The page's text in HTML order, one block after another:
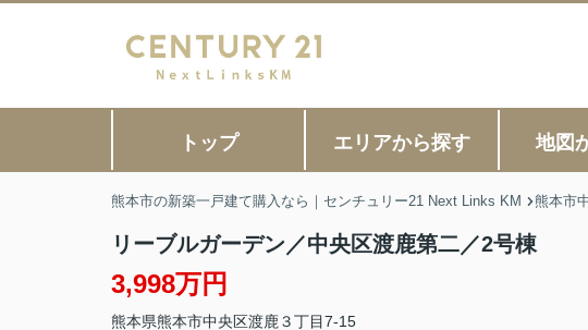
トップ エリアから探す 地図
熊本市の新築一戸建て購入なら｜センチュリー21 Next Links KM 熊本市
リーブルガーデン／中央区渡鹿第二／2号棟
3,998万円
熊本県熊本市中央区渡鹿３丁目7-15